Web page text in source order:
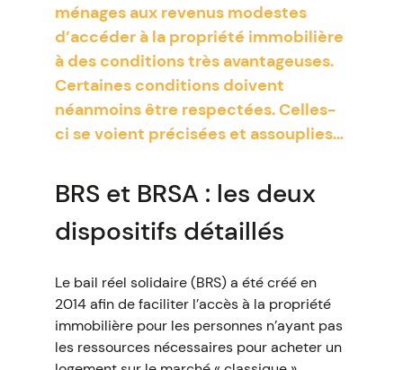
ménages aux revenus modestes
d’accéder à la propriété immobilière
à des conditions très avantageuses.
Certaines conditions doivent
néanmoins être respectées. Celles-
ci se voient précisées et assouplies…
BRS et BRSA : les deux
dispositifs détaillés
Le bail réel solidaire (BRS) a été créé en
2014 afin de faciliter l’accès à la propriété
immobilière pour les personnes n’ayant pas
les ressources nécessaires pour acheter un